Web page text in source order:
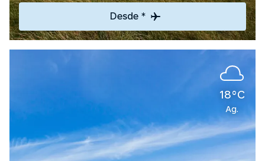
Desde *
18°C
Ag.